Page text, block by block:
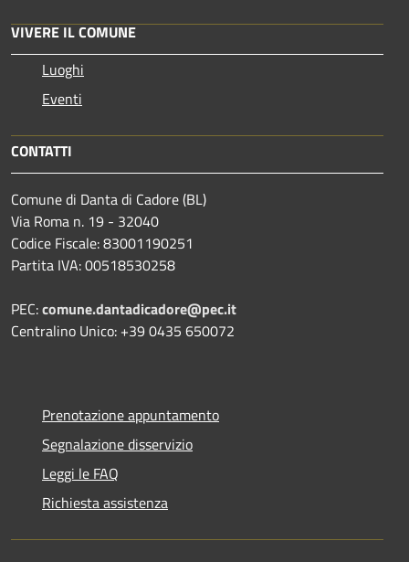
VIVERE IL COMUNE
Luoghi
Eventi
CONTATTI
Comune di Danta di Cadore (BL)
Via Roma n. 19 - 32040
Codice Fiscale: 83001190251
Partita IVA: 00518530258
PEC:comune.dantadicadore@pec.it
Centralino Unico: +39 0435 650072
Prenotazione appuntamento
Segnalazione disservizio
Leggi le FAQ
Richiesta assistenza